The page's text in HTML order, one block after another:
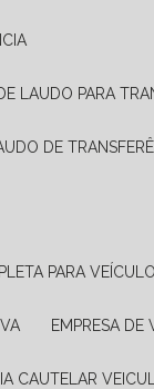
LAUDO PARA
DE
PARA
EMPRESA
CAUTELAR